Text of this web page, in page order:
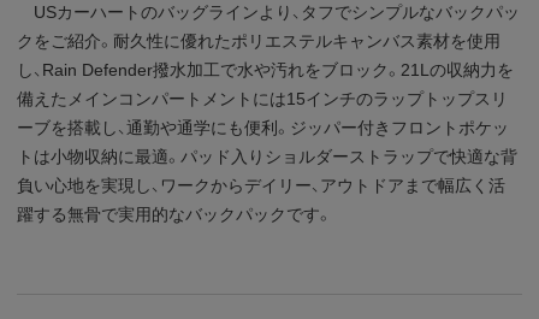
USカーハートのバッグラインより、タフでシンプルなバックパッ
クをご紹介。耐久性に優れたポリエステルキャンバス素材を使用
し、Rain Defender撥水加工で水や汚れをブロック。21Lの収納力を
備えたメインコンパートメントには15インチのラップトップスリ
ーブを搭載し、通勤や通学にも便利。ジッパー付きフロントポケッ
トは小物収納に最適。パッド入りショルダーストラップで快適な背
負い心地を実現し、ワークからデイリー、アウトドアまで幅広く活
躍する無骨で実用的なバックパックです。